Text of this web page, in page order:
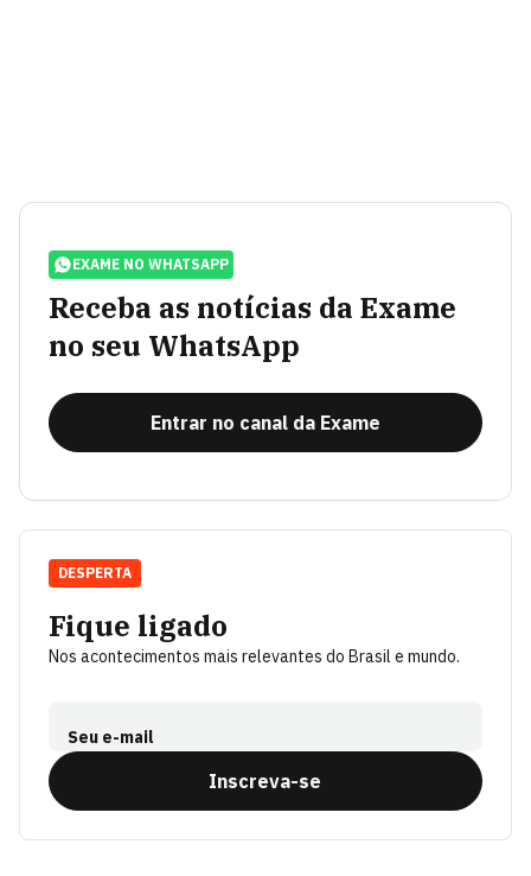
EXAME NO WHATSAPP
Receba as notícias da Exame
no seu WhatsApp
Entrar no canal da Exame
Fique ligado
Nos acontecimentos mais relevantes do Brasil e mundo.
Seu e-mail
Inscreva-se
DESPERTA